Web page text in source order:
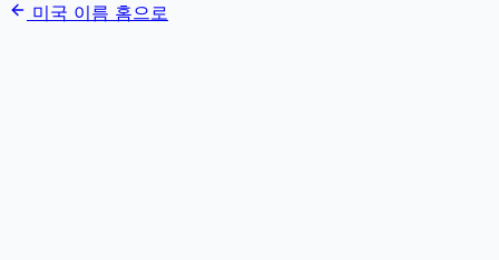
미국 이름 홈으로